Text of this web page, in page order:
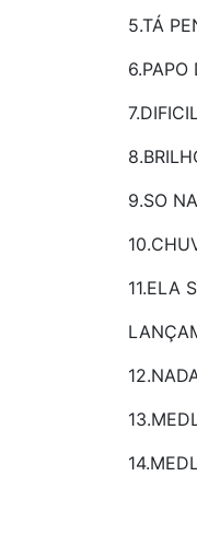
5.TÁ
9.SO
11.ELA